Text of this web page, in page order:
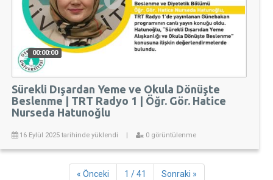
00:00:00
Sürekli Dışardan Yeme ve Okula Dönüşte
Beslenme | TRT Radyo 1 | Öğr. Gör. Hatice
Nurseda Hatunoğlu
16 Eylül 2025 tarihinde yüklendi | 0 görüntülenme
« Önceki 1 / 41 Sonraki »